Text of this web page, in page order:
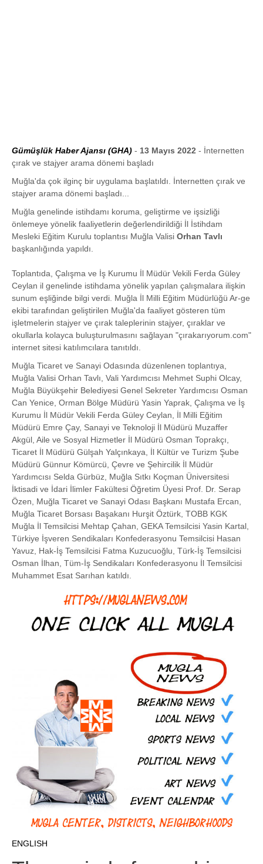
Gümüşlük Haber Ajansı (GHA) - 13 Mayıs 2022 - İnternetten
çırak ve stajyer arama dönemi başladı
Muğla'da çok ilginç bir uygulama başlatıldı. İnternetten çırak ve
stajyer arama dönemi başladı...
Muğla genelinde istihdamı koruma, geliştirme ve işsizliği
önlemeye yönelik faaliyetlerin değerlendirildiği İl İstihdam
Mesleki Eğitim Kurulu toplantısı Muğla Valisi Orhan Tavlı
başkanlığında yapıldı.
Toplantıda, Çalışma ve İş Kurumu İl Müdür Vekili Ferda Güley
Ceylan il genelinde istihdama yönelik yapılan çalışmalara ilişkin
sunum eşliğinde bilgi verdi. Muğla İl Milli Eğitim Müdürlüğü Ar-ge
ekibi tarafından geliştirilen Muğla'da faaliyet gösteren tüm
işletmelerin stajyer ve çırak taleplerinin stajyer, çıraklar ve
okullarla kolayca buluşturulmasını sağlayan "çırakarıyorum.com"
internet sitesi katılımcılara tanıtıldı.
Muğla Ticaret ve Sanayi Odasında düzenlenen toplantıya,
Muğla Valisi Orhan Tavlı, Vali Yardımcısı Mehmet Suphi Olcay,
Muğla Büyükşehir Belediyesi Genel Sekreter Yardımcısı Osman
Can Yenice, Orman Bölge Müdürü Yasin Yaprak, Çalışma ve İş
Kurumu İl Müdür Vekili Ferda Güley Ceylan, İl Milli Eğitim
Müdürü Emre Çay, Sanayi ve Teknoloji İl Müdürü Muzaffer
Akgül, Aile ve Sosyal Hizmetler İl Müdürü Osman Toprakçı,
Ticaret İl Müdürü Gülşah Yalçınkaya, İl Kültür ve Turizm Şube
Müdürü Günnur Kömürcü, Çevre ve Şehircilik İl Müdür
Yardımcısı Selda Gürbüz, Muğla Sıtkı Koçman Üniversitesi
İktisadi ve İdari İlimler Fakültesi Öğretim Üyesi Prof. Dr. Serap
Özen, Muğla Ticaret ve Sanayi Odası Başkanı Mustafa Ercan,
Muğla Ticaret Borsası Başakanı Hurşit Öztürk, TOBB KGK
Muğla İl Temsilcisi Mehtap Çahan, GEKA Temsilcisi Yasin Kartal,
Türkiye İşveren Sendikaları Konfederasyonu Temsilcisi Hasan
Yavuz, Hak-İş Temsilcisi Fatma Kuzucuoğlu, Türk-İş Temsilcisi
Osman İlhan, Tüm-İş Sendikaları Konfederasyonu İl Temsilcisi
Muhammet Esat Sarıhan katıldı.
ENGLISH